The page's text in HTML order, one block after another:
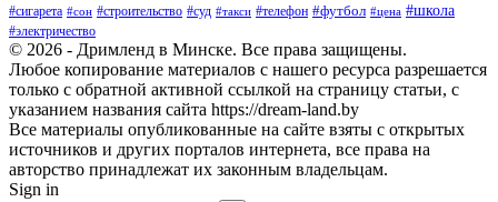
#сигарета #сон #строительство #суд #такси #телефон #футбол #цена #школа
#электричество
© 2026 - Дримленд в Минске. Все права защищены.
Любое копирование материалов с нашего ресурса разрешается
только с обратной активной ссылкой на страницу статьи, с
указанием названия сайта https://dream-land.by
Все материалы опубликованные на сайте взяты с открытых
источников и других порталов интернета, все права на
авторство принадлежат их законным владельцам.
Sign in